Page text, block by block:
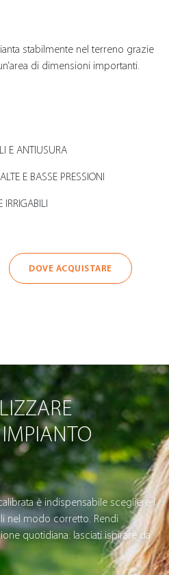
stabilmente nel terreno grazie
di dimensioni importanti.
E ANTIUSURA
E BASSE PRESSIONI
IRRIGABILI
DOVE ACQUISTARE
è indispensabile scegliere i
nel modo corretto. Rendi
quotidiana: lasciati ispirare da